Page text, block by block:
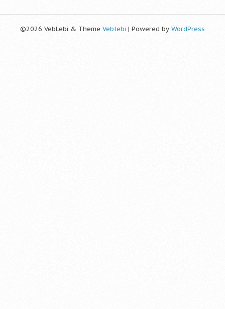
©2026 VebLebi & Theme Veblebi | Powered by WordPress